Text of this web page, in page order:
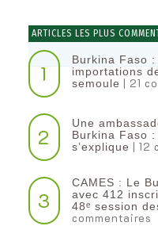
ARTICLES LES PLUS
1
Burkina Faso
importations
semoule
| 21
2
Une
Burkina Faso
s’explique
| 12
3
CAMES : Le
avec 412
48ᵉ session
commentaires